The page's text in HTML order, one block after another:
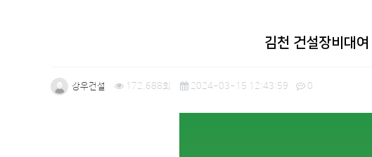
김천 건설장비대
강우건설 172,688회 2024-03-15 12:43:59 0